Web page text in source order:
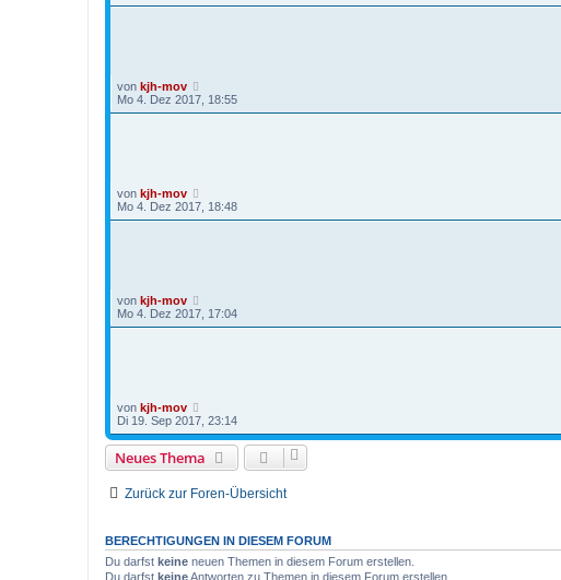
von kjh-mov
Mo 4. Dez 2017, 18:55
von kjh-mov
Mo 4. Dez 2017, 18:48
von kjh-mov
Mo 4. Dez 2017, 17:04
von kjh-mov
Di 19. Sep 2017, 23:14
Neues Thema
Zurück zur Foren-Übersicht
BERECHTIGUNGEN IN DIESEM FORUM
Du darfst keine neuen Themen in diesem Forum erstellen.
Du darfst keineAntworten zu Themen in diesem Forum erstellen.